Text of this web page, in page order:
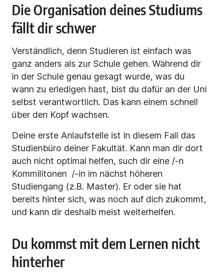
Die Organisation deines Studiums
fällt dir schwer
Verständlich, denn Studieren ist einfach was
ganz anders als zur Schule gehen. Während dir
in der Schule genau gesagt wurde, was du
wann zu erledigen hast, bist du dafür an der Uni
selbst verantwortlich. Das kann einem schnell
über den Kopf wachsen.
Deine erste Anlaufstelle ist in diesem Fall das
Studienbüro deiner Fakultät. Kann man dir dort
auch nicht optimal helfen, such dir eine /-n
Kommilitonen /-in im nächst höheren
Studiengang (z.B. Master). Er oder sie hat
bereits hinter sich, was noch auf dich zukommt,
und kann dir deshalb meist weiterhelfen.
Du kommst mit dem Lernen nicht
hinterher